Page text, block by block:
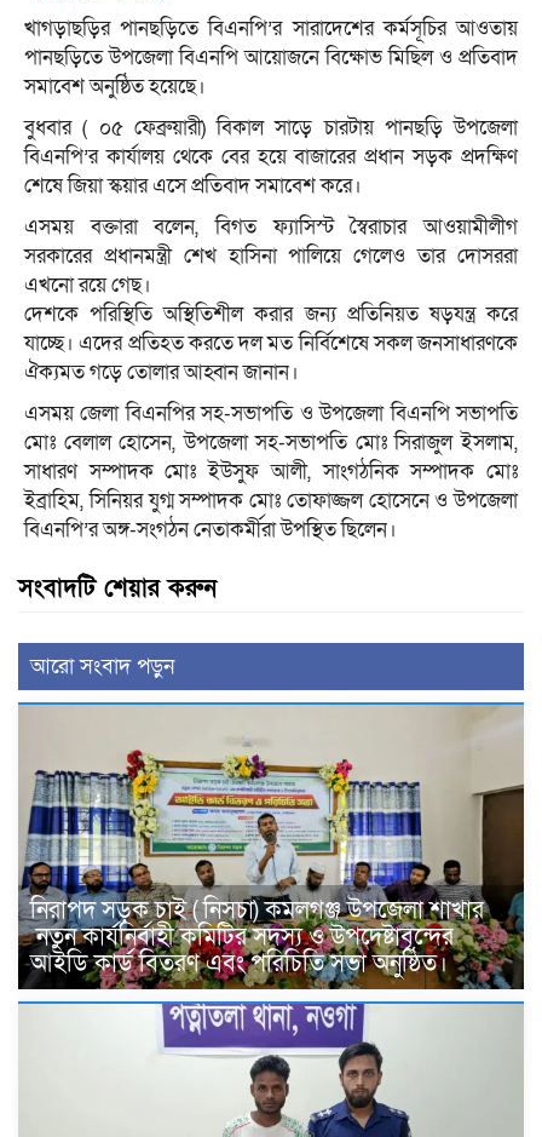
খাগড়াছড়ির পানছড়িতে বিএনপি’র সারাদেশের কর্মসূচির আওতায়
পানছড়িতে উপজেলা বিএনপি আয়োজনে বিক্ষোভ মিছিল ও প্রতিবাদ
সমাবেশ অনুষ্ঠিত হয়েছে।
বুধবার ( ০৫ ফেব্রুয়ারী) বিকাল সাড়ে চারটায় পানছড়ি উপজেলা
বিএনপি’র কার্যালয় থেকে বের হয়ে বাজারের প্রধান সড়ক প্রদক্ষিণ
শেষে জিয়া স্কয়ার এসে প্রতিবাদ সমাবেশ করে।
এসময় বক্তারা বলেন, বিগত ফ্যাসিস্ট স্বৈরাচার আওয়ামীলীগ
সরকারের প্রধানমন্ত্রী শেখ হাসিনা পালিয়ে গেলেও তার দোসররা
এখনো রয়ে গেছ।
দেশকে পরিস্থিতি অস্থিতিশীল করার জন্য প্রতিনিয়ত ষড়যন্ত্র করে
যাচ্ছে। এদের প্রতিহত করতে দল মত নির্বিশেষে সকল জনসাধারণকে
ঐক্যমত গড়ে তোলার আহ্বান জানান।
এসময় জেলা বিএনপির সহ-সভাপতি ও উপজেলা বিএনপি সভাপতি
মোঃ বেলাল হোসেন, উপজেলা সহ-সভাপতি মোঃ সিরাজুল ইসলাম,
সাধারণ সম্পাদক মোঃ ইউসুফ আলী, সাংগঠনিক সম্পাদক মোঃ
ইব্রাহিম, সিনিয়র যুগ্ম সম্পাদক মোঃ তোফাজ্জল হোসেনে ও উপজেলা
বিএনপি’র অঙ্গ-সংগঠন নেতাকর্মীরা উপস্থিত ছিলেন।
সংবাদটি শেয়ার করুন
আরো সংবাদ পড়ুন
নিরাপদ সড়ক চাই ( নিসচা) কমলগঞ্জ উপজেলা শাখার
নতুন কার্যনির্বাহী কমিটির সদস্য ও উপদেষ্টাবৃন্দের
আইডি কার্ড বিতরণ এবং পরিচিতি সভা অনুষ্ঠিত।